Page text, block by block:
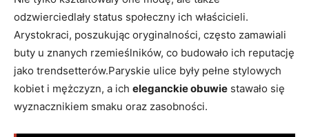
odzwierciedlały status społeczny ich właścicieli.
Arystokraci, poszukując oryginalności, często zamawiali
buty u znanych rzemieślników, co budowało ich reputację
jako trendsetterów.Paryskie ulice były pełne stylowych
kobiet i mężczyzn, a ich eleganckie obuwie stawało się
wyznacznikiem smaku oraz zasobności.